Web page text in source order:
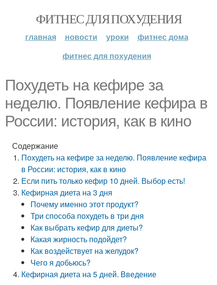
ФИТНЕС ДЛЯ ПОХУДЕНИЯ
главная новости уроки
фитнес дома
фитнес для похудения
Похудеть на кефире за
неделю. Появление кефира в
России: история, как в кино
Содержание
Похудеть на кефире за неделю. Появление кефира
в России: история, как в кино
Если пить только кефир 10 дней. Выбор есть!
Кефирная диета на 3 дня
Почему именно этот продукт?
Три способа похудеть в три дня
Как выбрать кефир для диеты?
Какая жирность подойдет?
Как воздействует на желудок?
Чего я добьюсь?
Кефирная диета на 5 дней. Введение